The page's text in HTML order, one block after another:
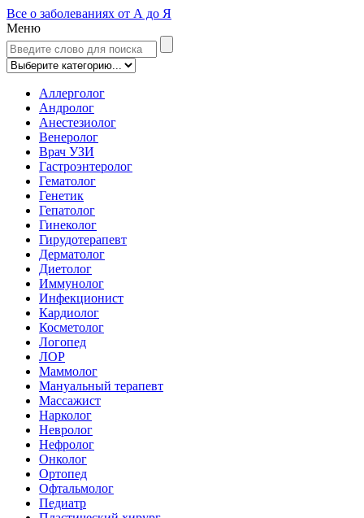
Все о заболеваниях от А до Я
Меню
Аллерголог
Андролог
Анестезиолог
Венеролог
Врач УЗИ
Гастроэнтеролог
Гематолог
Генетик
Гепатолог
Гинеколог
Гирудотерапевт
Дерматолог
Диетолог
Иммунолог
Инфекционист
Кардиолог
Косметолог
Логопед
ЛОР
Маммолог
Мануальный терапевт
Массажист
Нарколог
Невролог
Нефролог
Онколог
Ортопед
Офтальмолог
Педиатр